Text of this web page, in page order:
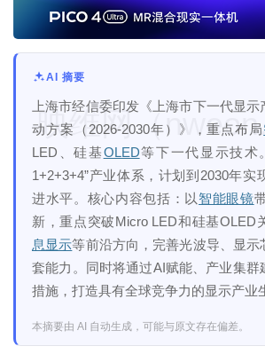
AI 摘要
上海市经信委印发《上海市下一代显
动方案（2026-2030年）》，重点布局
LED、硅基OLED等下一代显示技术
1+2+3+4”产业体系，计划到2030年实
进水平。核心内容包括：以 智能眼镜
新，重点突破Micro LED和硅基OLED
息显示等前沿方向，完善光波导、显示
套能力。同时将通过AI赋能、产业集群
措施，打造具有全球竞争力的显示产业
本摘要由 AI 自动生成，可能与原文存在偏差。
映维网（